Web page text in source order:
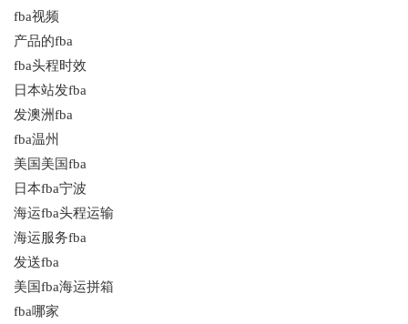
fba视频
产品的fba
fba头程时效
日本站发fba
发澳洲fba
fba温州
美国美国fba
日本fba宁波
海运fba头程运输
海运服务fba
发送fba
美国fba海运拼箱
fba哪家